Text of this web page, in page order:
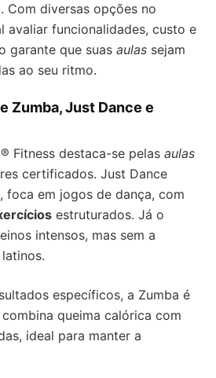
Com diversas opções no
avaliar funcionalidades, custo e
garante que suas aulas sejam
ao seu ritmo.
Zumba, Just Dance e
Fitness destaca-se pelas aulas
certificados. Just Dance
foca em jogos de dança, com
estruturados. Já o
intensos, mas sem a
específicos, a Zumba é
queima calórica com
ideal para manter a